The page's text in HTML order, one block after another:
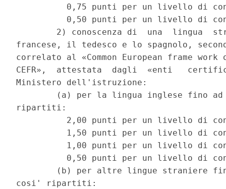
0,75 punti per un livello di
0,50 punti per un livello di
2) conoscenza di  una  lingua
francese, il tedesco e lo spagnolo,
correlato al «Common European frame
CEFR»,  attestata  dagli  «enti
Ministero dell'istruzione:
(a) per la lingua inglese fino
ripartiti:
2,00 punti per un livello di
1,50 punti per un livello di
1,00 punti per un livello di
0,50 punti per un livello di
(b) per altre lingue straniere
cosi' ripartiti: